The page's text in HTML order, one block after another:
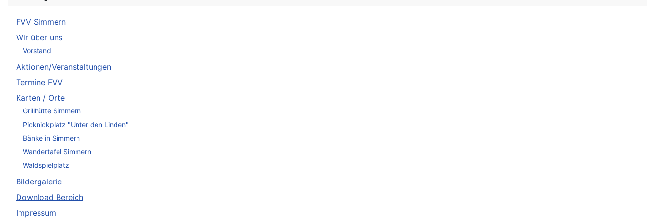
FVV Simmern
Wir über uns
Vorstand
Aktionen/Veranstaltungen
Termine FVV
Karten / Orte
Grillhütte Simmern
Picknickplatz "Unter den Linden"
Bänke in Simmern
Wandertafel Simmern
Waldspielplatz
Bildergalerie
Download Bereich
Impressum